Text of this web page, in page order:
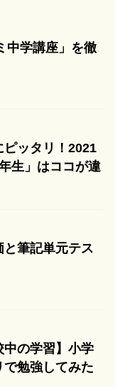
中学講座」を徹
ッタリ！2021
生」はココが違
筆記単元テス
の学習】小学
勉強してみた